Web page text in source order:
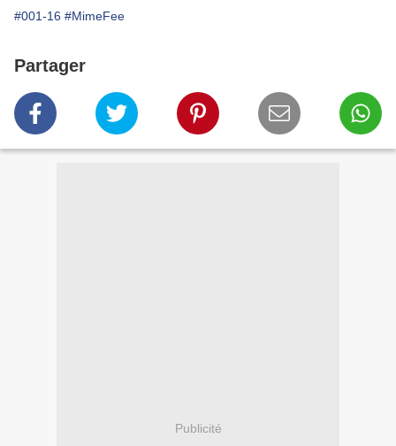
#001-16 #MimeFee
Partager
Publicité